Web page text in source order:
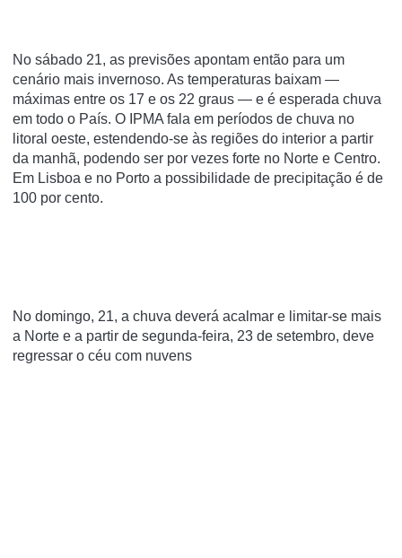
No sábado 21, as previsões apontam então para um
cenário mais invernoso. As temperaturas baixam —
máximas entre os 17 e os 22 graus — e é esperada chuva
em todo o País. O IPMA fala em períodos de chuva no
litoral oeste, estendendo-se às regiões do interior a partir
da manhã, podendo ser por vezes forte no Norte e Centro.
Em Lisboa e no Porto a possibilidade de precipitação é de
100 por cento.
No domingo, 21, a chuva deverá acalmar e limitar-se mais
a Norte e a partir de segunda-feira, 23 de setembro, deve
regressar o céu com nuvens